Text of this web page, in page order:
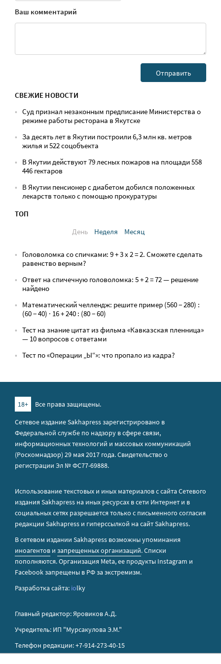
Ваш комментарий
СВЕЖИЕ НОВОСТИ
Суд признал незаконным предписание Министерства о
режиме работы ресторана в Якутске
За десять лет в Якутии построили 6,3 млн кв. метров
жилья и 522 соцобъекта
В Якутии действуют 79 лесных пожаров на площади 558
446 гектаров
В Якутии пенсионер с диабетом добился положенных
лекарств только с помощью прокуратуры
ТОП
День
Неделя Месяц
Головоломка со спичками: 9 + 3 х 2 = 2. Сможете сделать
равенство верным?
Ответ на спичечную головоломка: 5 + 2 = 72 — решение
найдено
Математический челлендж: решите пример (560 − 280) :
(60 − 40) · 16 + 240 : (80 − 60)
Тест на знание цитат из фильма «Кавказская пленница»
— 10 вопросов с ответами
Тест по «Операции „Ы“»: что пропало из кадра?
18+
Все права защищены.
Сетевое издание Sakhapress зарегистрировано в
Федеральной службе по надзору в сфере связи,
информационных технологий и массовых коммуникаций
(Роскомнадзор) 29 мая 2017 года. Свидетельство о
регистрации Эл № ФС77-69888.
Использование текстовых и иных материалов с сайта Сетевого
издания Sakhapress на иных ресурсах в сети Интернет и в
социальных сетях разрешается только с письменного согласия
редакции Sakhapress и гиперссылкой на сайт Sakhapress.
В сетевом издании Sakhapress возможны упоминания
иноагентов и запрещенных организаций. Списки
пополняются. Организация Metа, ее продукты Instagram и
Facebook запрещены в РФ за экстремизм.
Разработка сайта: iolky
Главный редактор: Яровиков А.Д.
Учредитель: ИП "Мурсакулова Э.М."
Телефон редакции: +7-914-273-40-15